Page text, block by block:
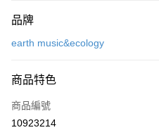
信用卡一次付款
3 期 0 利率 每期
合作金庫商業銀行
超商取貨付款
品牌
earth music&ecology
商品特色
商品編號
10923214